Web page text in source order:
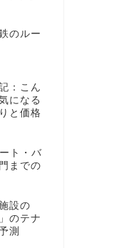
のルー
：こん
になる
と価格
ト・バ
までの
設の
のテナ
測